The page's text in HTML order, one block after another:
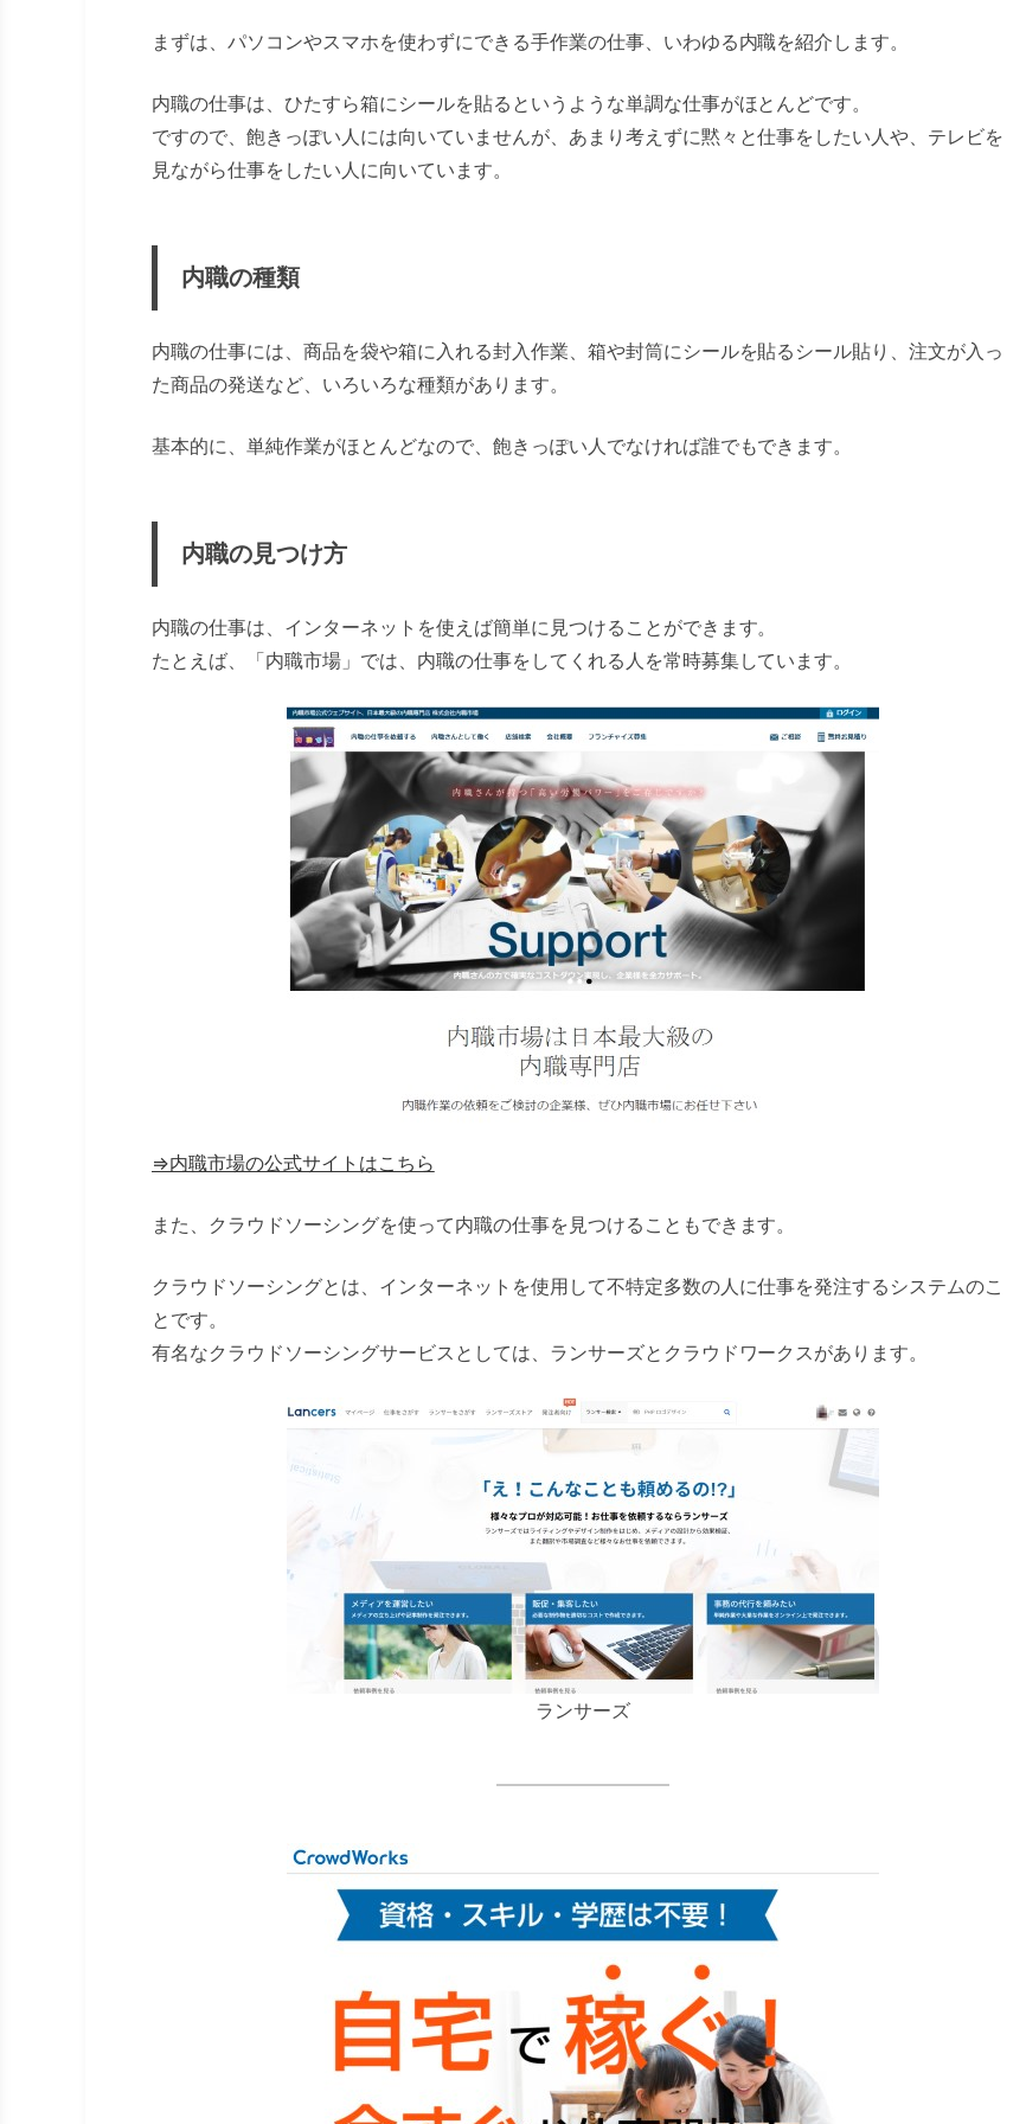
まずは、パソコンやスマホを使わずにできる手作業の仕事、いわゆる内職を紹介します。
内職の仕事は、ひたすら箱にシールを貼るというような単調な仕事がほとんどです。
ですので、飽きっぽい人には向いていませんが、あまり考えずに黙々と仕事をしたい人や、テレビを
見ながら仕事をしたい人に向いています。
内職の種類
内職の仕事には、商品を袋や箱に入れる封入作業、箱や封筒にシールを貼るシール貼り、注文が入っ
た商品の発送など、いろいろな種類があります。
基本的に、単純作業がほとんどなので、飽きっぽい人でなければ誰でもできます。
内職の見つけ方
内職の仕事は、インターネットを使えば簡単に見つけることができます。
たとえば、「内職市場」では、内職の仕事をしてくれる人を常時募集しています。
⇒内職市場の公式サイトはこちら
また、クラウドソーシングを使って内職の仕事を見つけることもできます。
クラウドソーシングとは、インターネットを使用して不特定多数の人に仕事を発注するシステムのこ
とです。
有名なクラウドソーシングサービスとしては、ランサーズとクラウドワークスがあります。
ランサーズ